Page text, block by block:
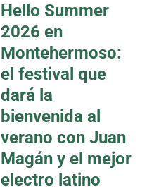
Hello Summer
2026 en
Montehermoso:
el festival que
dará la
bienvenida al
verano con Juan
Magán y el mejor
electro latino